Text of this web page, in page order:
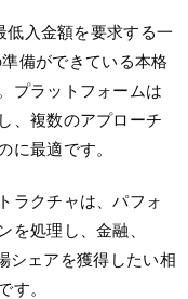
低入金額を要求する一
備ができている本格
プラットフォームは
、複数のアプローチ
に最適です。
ラクチャは、パフォ
を処理し、金融、
シェアを獲得したい相
す。